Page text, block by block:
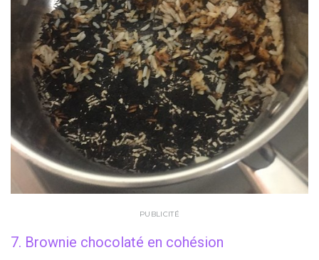
PUBLICITÉ
7. Brownie chocolaté en cohésion